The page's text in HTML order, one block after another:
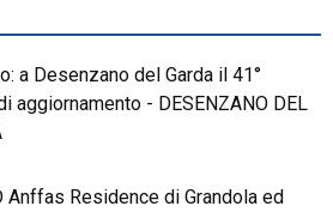
a Desenzano del Garda il 41°
aggiornamento - DESENZANO DEL
Anffas Residence di Grandola ed